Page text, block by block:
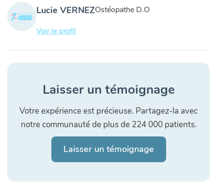
Lucie VERNEZOstéopathe D.O
Voir le profil
Laisser un témoignage
Votre expérience est précieuse. Partagez-la avec
notre communauté de plus de 224 000 patients.
Laisser un témoignage